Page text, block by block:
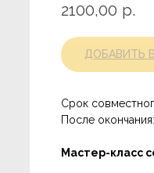
2100,00 р.
ДОБАВИТЬ
Срок
После
Мастер-класс